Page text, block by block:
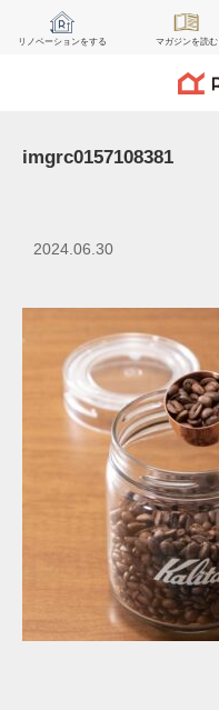
リノベーションをする マガジンを読む
imgrc0157108381
2024.06.30